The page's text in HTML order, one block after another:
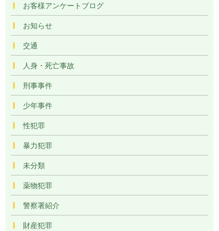
お客様アンケートブログ
お知らせ
交通
人身・死亡事故
刑事事件
少年事件
性犯罪
暴力犯罪
未分類
薬物犯罪
警察署紹介
財産犯罪